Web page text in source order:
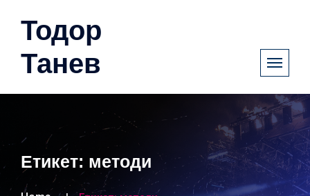
Тодор
Танев
Етикет: методи